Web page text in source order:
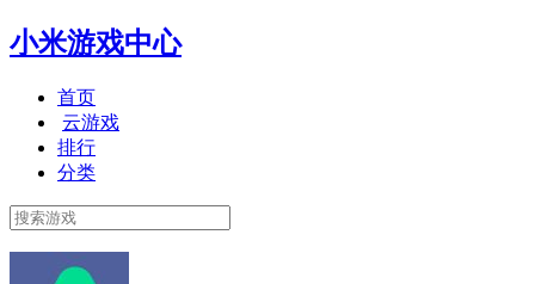
小米游戏中心
首页
云游戏
排行
分类